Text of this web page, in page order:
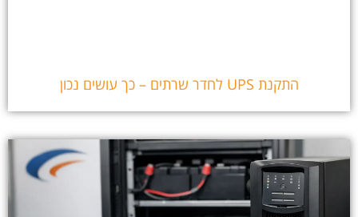
התקנת UPS לחדר שרתים – כך עושים נכון